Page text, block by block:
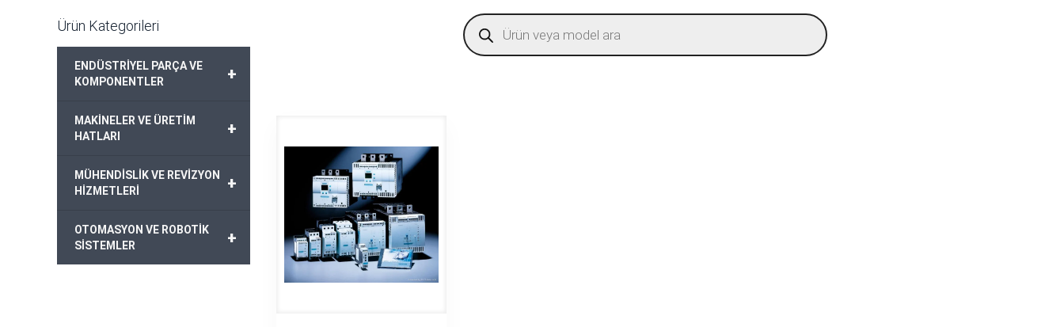
Products
search
Ürün Kategorileri
+
ENDÜSTRİYEL PARÇA VE
KOMPONENTLER
+
MAKİNELER VE ÜRETİM
HATLARI
+
MÜHENDİSLİK VE REVİZYON
HİZMETLERİ
+
OTOMASYON VE ROBOTİK
SİSTEMLER